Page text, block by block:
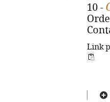
10 -
Link